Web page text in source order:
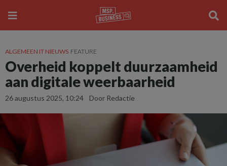
ALGEMEEN IT NIEUWS FEATURE
Overheid koppelt duurzaamheid
aan digitale weerbaarheid
26 augustus 2025, 10:24 Door Redactie